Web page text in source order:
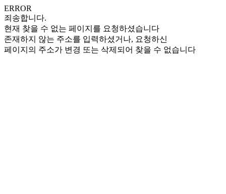
ERROR
죄송합니다.
현재 찾을 수 없는 페이지를 요청하셨습니다
존재하지 않는 주소를 입력하셨거나, 요청하신
페이지의 주소가 변경 또는 삭제되어 찾을 수 없습니다